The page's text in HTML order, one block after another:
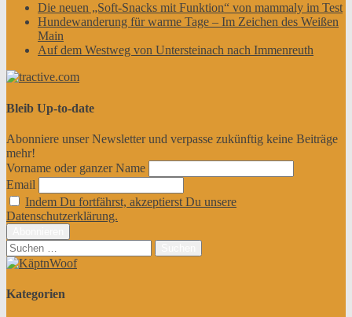
Die neuen „Soft-Snacks mit Funktion“ von mammaly im Test
Hundewanderung für warme Tage – Im Zeichen des Weißen
Main
Auf dem Westweg von Untersteinach nach Immenreuth
Bleib Up-to-date
Abonniere unser Newsletter und verpasse zukünftig keine Beiträge
mehr!
Vorname oder ganzer Name
Email
Indem Du fortfährst, akzeptierst Du unsere
Datenschutzerklärung.
Suchen
nach:
Kategorien